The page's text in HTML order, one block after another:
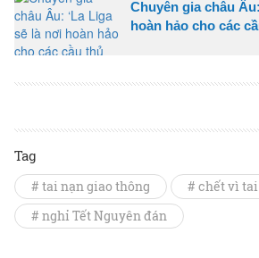
Chuyên gia châu
hoàn hảo cho các
Tag
# tai nạn giao thông
# chết vì
# nghỉ Tết Nguyên đán